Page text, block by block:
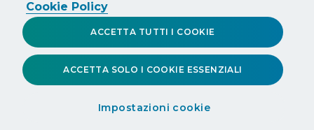
Cookie Policy
Impostazioni cookie
ACCETTA SOLO I COOKIE ESSENZIALI
ACCETTA TUTTI I COOKIE